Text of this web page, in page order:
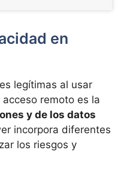
en
legítimas al usar
remoto es la
y de los datos
incorpora diferentes
los riesgos y